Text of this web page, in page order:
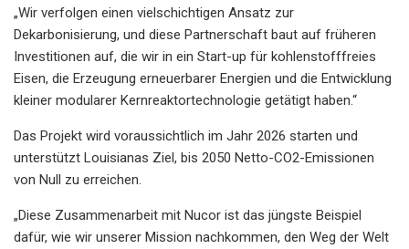
„Wir verfolgen einen vielschichtigen Ansatz zur
Dekarbonisierung, und diese Partnerschaft baut auf früheren
Investitionen auf, die wir in ein Start-up für kohlenstofffreies
Eisen, die Erzeugung erneuerbarer Energien und die Entwicklung
kleiner modularer Kernreaktortechnologie getätigt haben.“
Das Projekt wird voraussichtlich im Jahr 2026 starten und
unterstützt Louisianas Ziel, bis 2050 Netto-CO2-Emissionen
von Null zu erreichen.
„Diese Zusammenarbeit mit Nucor ist das jüngste Beispiel
dafür, wie wir unserer Mission nachkommen, den Weg der Welt